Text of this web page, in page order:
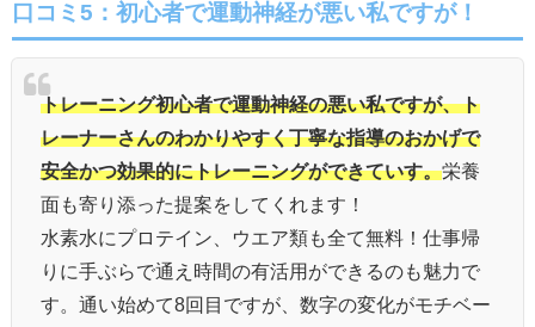
口コミ5：初心者で運動神経が悪い私ですが！
トレーニング初心者で運動神経の悪い私ですが、ト
レーナーさんのわかりやすく丁寧な指導のおかげで
安全かつ効果的にトレーニングができていす。栄養
面も寄り添った提案をしてくれます！
水素水にプロテイン、ウエア類も全て無料！仕事帰
りに手ぶらで通え時間の有活用ができるのも魅力で
す。通い始めて8回目ですが、数字の変化がモチベー